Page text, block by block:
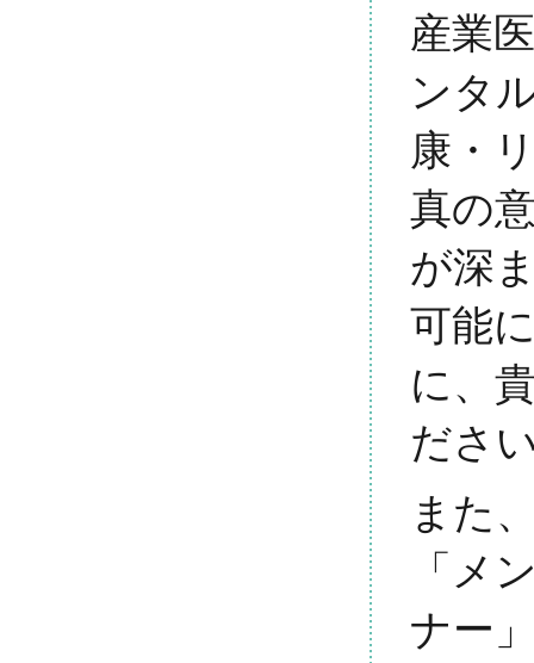
産業
ンタ
康・
真の
が深
可能
に、
ださ
また
「メ
ナー